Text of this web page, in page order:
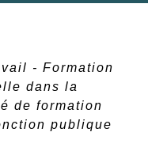
- Formation
dans la
de formation
publique